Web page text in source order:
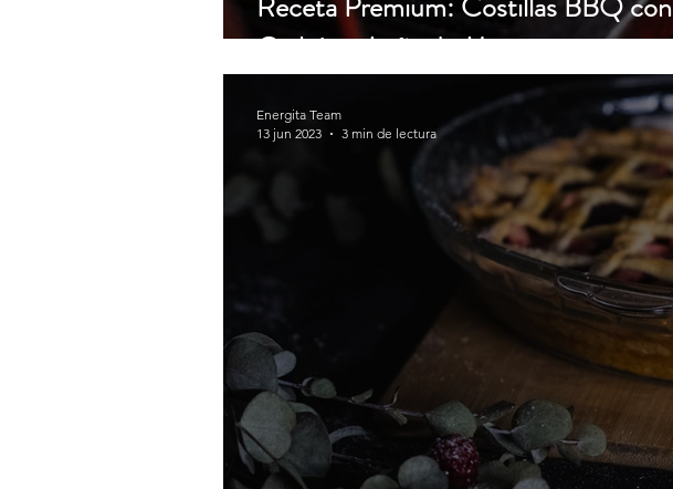
Carbón y Leña de Manzano
Energita Team
13 jun 2023
3 min de lectura